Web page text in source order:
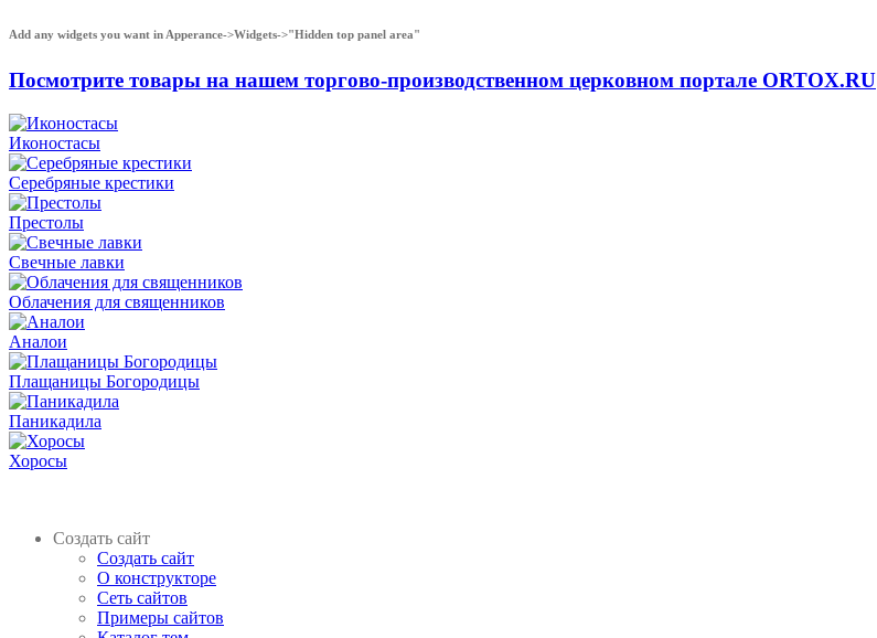
Add any widgets you want in Apperance->Widgets->"Hidden top panel area"
Посмотрите товары на нашем торгово-производственном церковном портале ORTOX.RU
Иконостасы
Серебряные крестики
Престолы
Свечные лавки
Облачения для священников
Аналои
Плащаницы Богородицы
Паникадила
Хоросы
Создать сайт
Создать сайт
О конструкторе
Сеть сайтов
Примеры сайтов